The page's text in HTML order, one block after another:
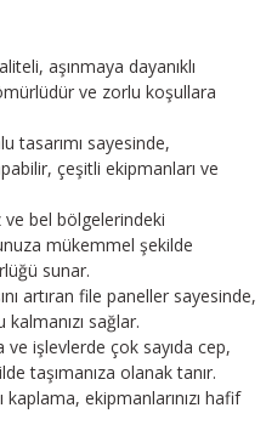
aşınmaya dayanıklı
ve zorlu koşullara
tasarımı sayesinde,
çeşitli ekipmanları ve
ve bel bölgelerindeki
mükemmel şekilde
sunar.
artıran file paneller sayesinde,
sağlar.
ve işlevlerde çok sayıda cep,
taşımanıza olanak tanır.
kaplama, ekipmanlarınızı hafif